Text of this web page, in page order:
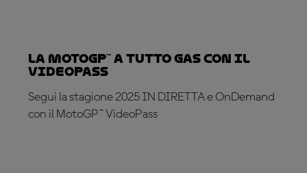
La MotoGP™ a tutto gas con il
VideoPass
Segui la stagione 2025 IN DIRETTA e OnDemand
con il MotoGP™ VideoPass